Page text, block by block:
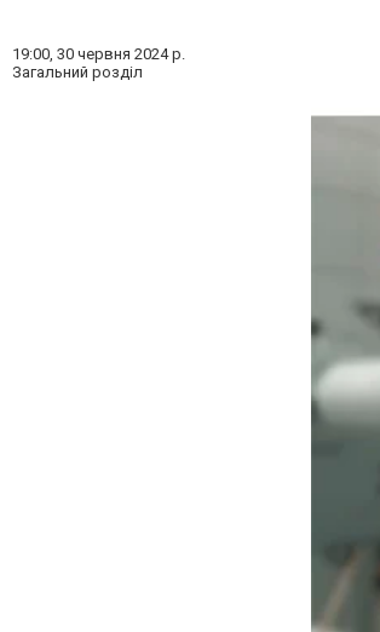
19:00, 30 червня 2024 р.
Загальний розділ